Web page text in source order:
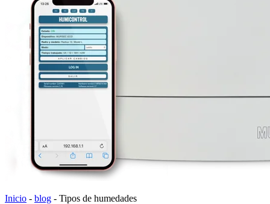
Inicio - blog - Tipos de humedades